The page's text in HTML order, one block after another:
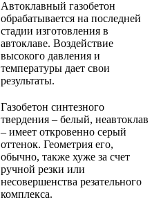
Автоклавный газобетон
обрабатывается на последней
стадии изготовления в
автоклаве. Воздействие
высокого давления и
температуры дает свои
результаты.
Газобетон синтезного
твердения – белый, неавтоклав
– имеет откровенно серый
оттенок. Геометрия его,
обычно, также хуже за счет
ручной резки или
несовершенства резательного
комплекса.